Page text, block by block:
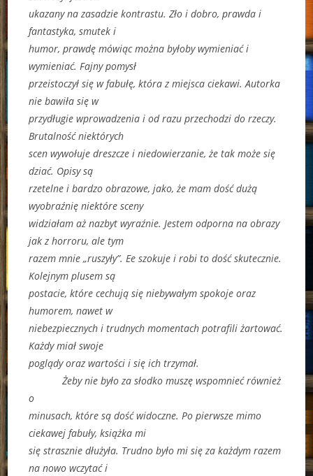
ukazany na zasadzie kontrastu. Zło i dobro, prawda i
fantastyka, smutek i
humor, prawdę mówiąc można byłoby wymieniać i
wymieniać. Fajny pomysł
przeistoczył się w fabułę, która z miejsca ciekawi. Autorka
nie bawiła się w
przydługie wprowadzenia i od razu przechodzi do rzeczy.
Brutalność niektórych
scen wywołuje dreszcze i niedowierzanie, że tak może się
dziać. Opisy są
rzetelne i bardzo obrazowe, jako, że mam dość dużą
wyobraźnię niektóre sceny
widziałam aż nazbyt wyraźnie. Jestem odporna na obrazy
jak z horroru, ale tym
razem mnie „ruszyły”. Ee szokuje i robi to dość skutecznie.
Kolejnym plusem są
postacie, które cechują się niebywałym spokoje oraz
humorem, nawet w
niebezpiecznych i trudnych momentach potrafili żartować.
Każdy miał swoje
poglądy oraz wartości i się ich trzymał.
Żeby nie było za słodko muszę wspomnieć również
o
minusach, które są dość widoczne. Po pierwsze mimo
ciekawej fabuły, książka mi
się strasznie dłużyła. Trudno było mi się za każdym razem
na nowo wczytać i